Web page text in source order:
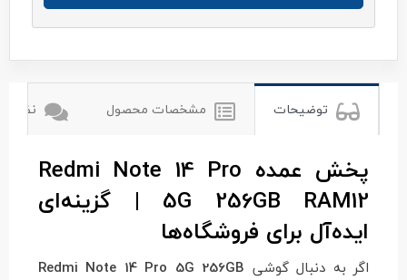
توضیحات مشخصات محصول نظرات
پخش عمده Redmi Note 14 Pro
5G 256GB RAM12 | گزینه‌ای
ایده‌آل برای فروشگاه‌ها
اگر به دنبال گوشی Redmi Note 14 Pro 5G 256GB